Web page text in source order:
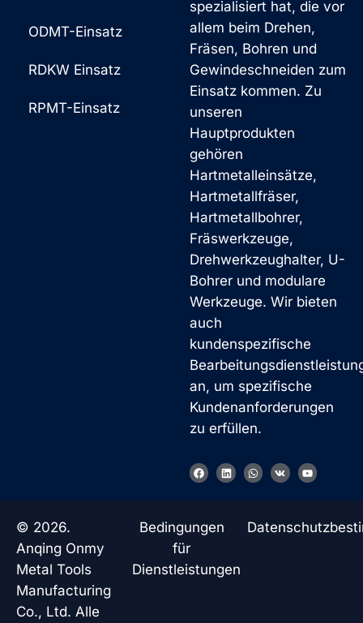
spezialisiert hat, die vor
allem beim Drehen,
Fräsen, Bohren und
Gewindeschneiden zum
Einsatz kommen. Zu
unseren
Hauptprodukten
gehören
Hartmetalleinsätze,
Hartmetallfräser,
Hartmetallbohrer,
Fräswerkzeuge,
Drehwerkzeughalter, U-
Bohrer und modulare
Werkzeuge. Wir bieten
auch
kundenspezifische
an, um spezifische
Kundenanforderungen
zu erfüllen.
F
a
o
L
i
W
h
a
p
V
k
Y
o
e
ODMT-Einsatz
RDKW Einsatz
RPMT-Einsatz
© 2026.
Anqing Onmy
Metal Tools
Manufacturing
Co., Ltd. Alle
Bedingungen
für
Dienstleistungen